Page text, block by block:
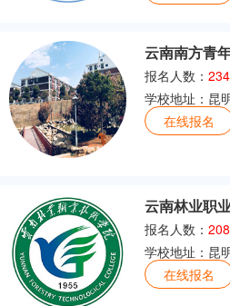
云南南方青
报名人数：
学校地址：昆
在线报名
云南林业职
报名人数：
学校地址：昆
在线报名